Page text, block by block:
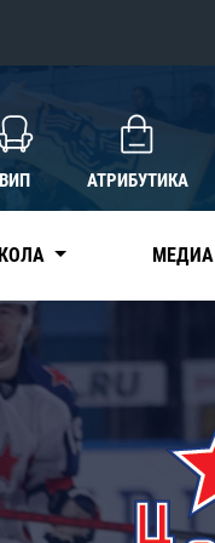
ВИП АТРИБУТИКА
МЕДИА